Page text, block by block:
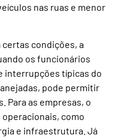
nas ruas e menor
condições, a
os funcionários
interrupções típicas do
pode permitir
Para as empresas, o
como
e infraestrutura. Já